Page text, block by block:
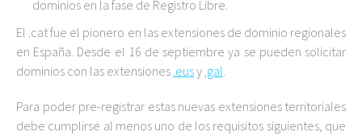
dominios en la fase de Registro Libre.
El .cat fue el pionero en las extensiones de dominio regionales
en España. Desde el 16 de septiembre ya se pueden solicitar
dominios con las extensiones .eusy .gal.
Para poder pre-registrar estas nuevas extensiones territoriales
debe cumplirse al menos uno de los requisitos siguientes, que